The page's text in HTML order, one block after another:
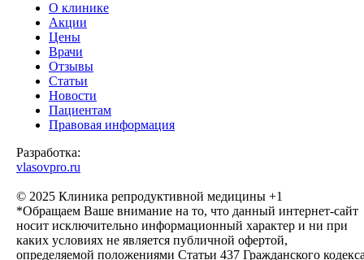
О клинике
Акции
Цены
Врачи
Отзывы
Статьи
Новости
Пациентам
Правовая информация
Разработка:
vlasovpro.ru
© 2025 Клиника репродуктивной медицины +1
*Обращаем Ваше внимание на то, что данный интернет-сайт
носит исключительно информационный характер и ни при
каких условиях не является публичной офертой,
определяемой положениями Статьи 437 Гражданского